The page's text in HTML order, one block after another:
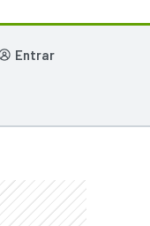
entrar